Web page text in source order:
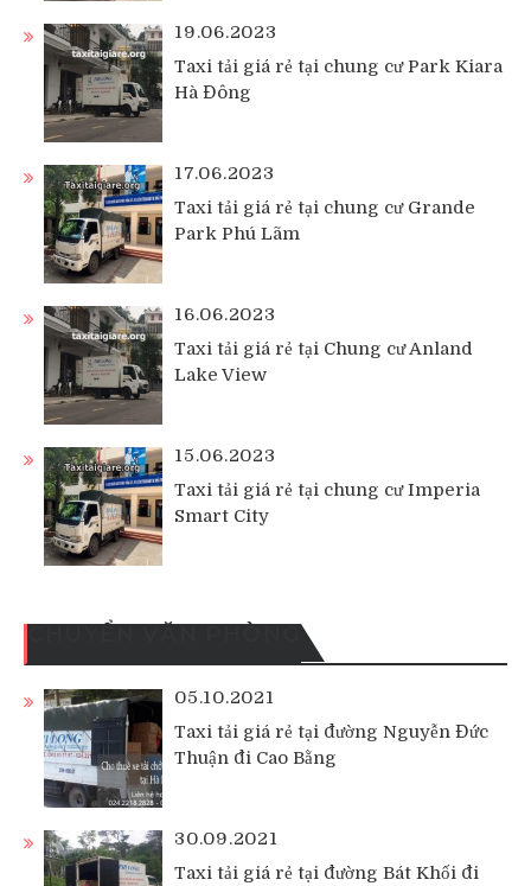
19.06.2023
Taxi tải giá rẻ tại chung cư Park Kiara
Hà Đông
17.06.2023
Taxi tải giá rẻ tại chung cư Grande
Park Phú Lãm
16.06.2023
Taxi tải giá rẻ tại Chung cư Anland
Lake View
15.06.2023
Taxi tải giá rẻ tại chung cư Imperia
Smart City
05.10.2021
Taxi tải giá rẻ tại đường Nguyễn Đức
Thuận đi Cao Bằng
30.09.2021
Taxi tải giá rẻ tại đường Bát Khối đi